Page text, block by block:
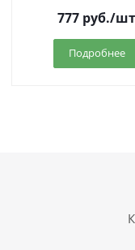
777 руб./шт
Подробнее